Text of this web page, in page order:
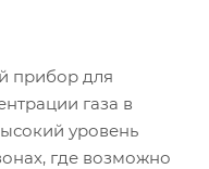
прибор для
газа в
уровень
где возможно